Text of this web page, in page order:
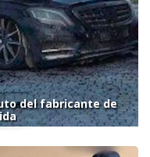
del fabricante de